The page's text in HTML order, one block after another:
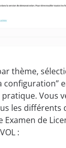
thème,
configuration”
pratique. Vous
les différents
de
: